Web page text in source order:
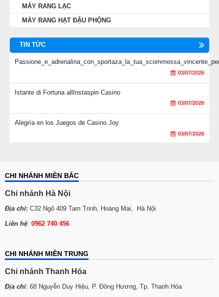
MÁY RANG LẠC
MÁY RANG HẠT ĐẬU PHỘNG
TIN TỨC
03/07/2026
Istante di Fortuna allInstaspin Casino
03/07/2026
Alegría en los Juegos de Casino Joy
03/07/2026
CHI NHÁNH MIỀN BẮC
Chi nhánh Hà Nội
Địa chỉ: C32 Ngõ 409 Tam Trinh, Hoàng Mai, Hà Nội
Liên hệ: 0962 740 456
online pokies payid
Aviator
Aviator
CHI NHÁNH MIỀN TRUNG
Chi nhánh Thanh Hóa
Địa chỉ: 68 Nguyễn Duy Hiệu, P. Đông Hương, Tp. Thanh Hóa